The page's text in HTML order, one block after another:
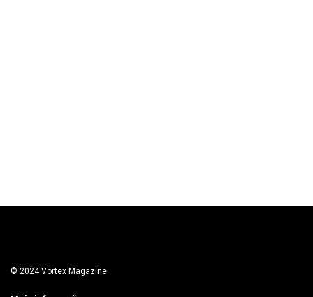
© 2024 Vortex Magazine